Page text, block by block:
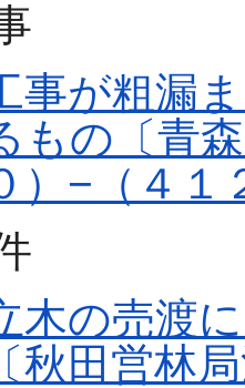
事が粗漏
もの〔青
）−（４１
木の売渡
〔秋田営林